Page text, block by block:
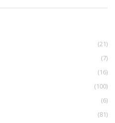
(21)
(7)
(16)
(100)
(6)
(81)